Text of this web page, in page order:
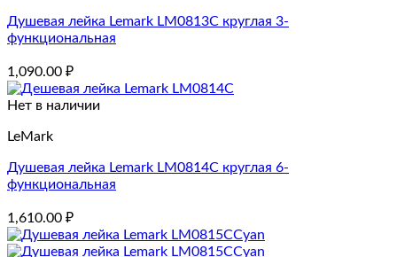
Душевая лейка Lemark LM0813C круглая 3-
функциональная
1,090.00 ₽
Нет в наличии
LeMark
Душевая лейка Lemark LM0814C круглая 6-
функциональная
1,610.00 ₽